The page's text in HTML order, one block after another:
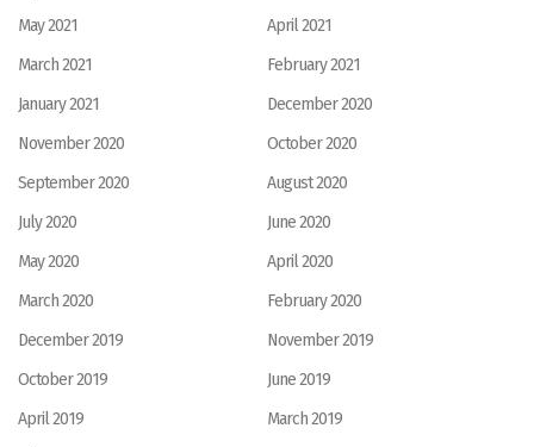
May 2021
April 2021
March 2021
February 2021
January 2021
December 2020
November 2020
October 2020
September 2020
August 2020
July 2020
June 2020
May 2020
April 2020
March 2020
February 2020
December 2019
November 2019
October 2019
June 2019
April 2019
March 2019